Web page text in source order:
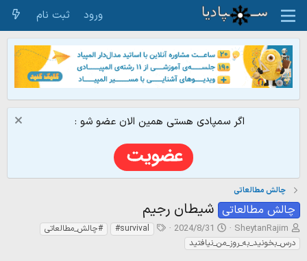
ورود ثبت نام
اگر سمپادی هستی همین الان عضو شو :
چالش مطالعاتی
چالش مطالعاتی شیطان رجیم
ش
ر
و
SheytanRajim
ت
ا
ر
2024/8/31
ت #survival
#چالش_مطالعاتی
درس_بخونید_به_روز_من_نیافتید